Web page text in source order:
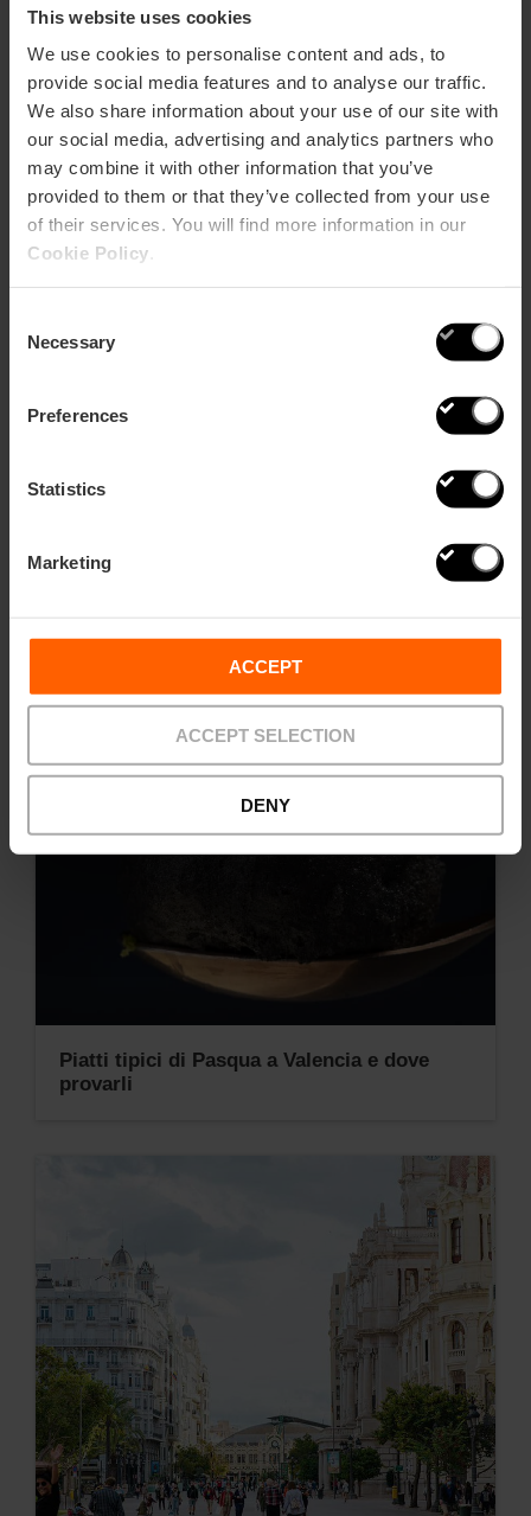
This website uses cookies
We use cookies to personalise content and ads, to
provide social media features and to analyse our traffic.
We also share information about your use of our site with
our social media, advertising and analytics partners who
may combine it with other information that you’ve
provided to them or that they’ve collected from your use
of their services. You will find more information in our
Cookie Policy
Selection
Necessary
Preferences
Statistics
Marketing
ACCEPT
ACCEPT SELECTION
DENY
#delTrinquetaCasa.
Vaqueta Gastro Mercat, i quali si sono altresì dati
da fare ed hanno già tutto pronto per potervi
portare l’ordine a casa o, se preferite, perché
possiate passare a ritirarlo presso il ristorante.
Oltre alle sue deliziose creazioni, c’è un altro
punto che vi affascinerà: ilpackaging, che
comprende particolari (com poca plastica e
moltokraft) che denotano la cura e l’affetto che
riversano nelle loro creazioni.
Queste solo alcune delle ultime proposte dei nostri
Condividi
Correlati
Piatti tipici di Pasqua a Valencia e dove
provarli